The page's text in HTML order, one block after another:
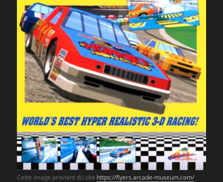
Cette image provient du site https://flyers.arcade-museum.com/